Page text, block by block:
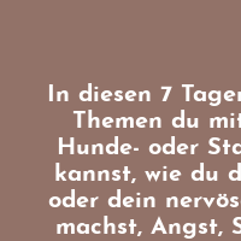
In diesen 7
Themen du
Hunde- oder
kannst, wie du
oder dein
machst, Angst,